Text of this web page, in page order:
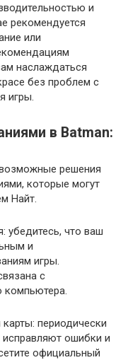
и
рекомендуется
или
наслаждаться
без проблем с
игры.
в Batman:
решения
которые могут
Найт.
убедитесь, что ваш
и
игры.
с
компьютера.
периодически
ошибки и
официальный